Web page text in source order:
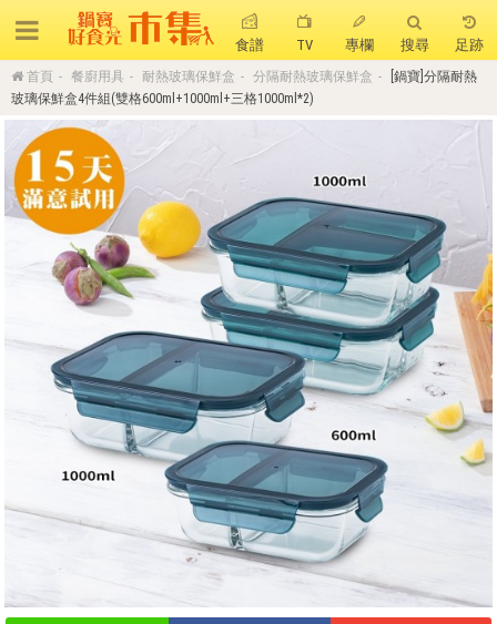
食譜 TV 專欄 搜尋 足跡
首頁 餐廚用具 耐熱玻璃保鮮盒 分隔耐熱玻璃保鮮盒
[鍋寶]分隔耐熱
玻璃保鮮盒4件組(雙格600ml+1000ml+三格1000ml*2)
熱門搜尋
聚油不沾鍋 全球通吹風機 陶瓷不沾電鍋
珍珠粗吸管杯 可微波保鮮盒 大理石不沾鍋
分隔便當盒 金鑽不沾鍋 氣炸烤箱